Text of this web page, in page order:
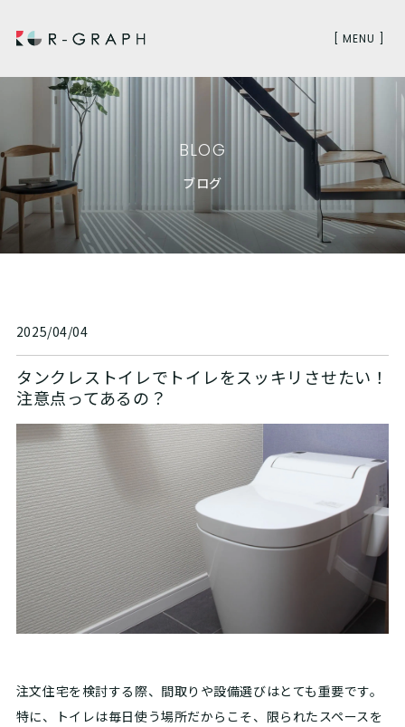
[ MENU ]
BLOG
ブログ
2025/04/04
タンクレストイレでトイレをスッキリさせたい！
注意点ってあるの？
注文住宅を検討する際、間取りや設備選びはとても重要です。
特に、トイレは毎日使う場所だからこそ、限られたスペースを